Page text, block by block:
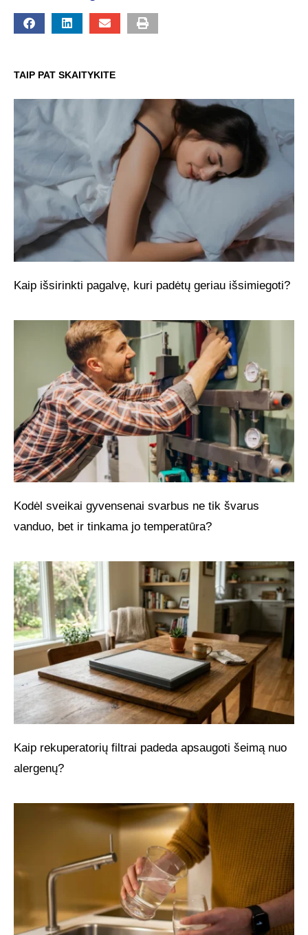
TAIP PAT SKAITYKITE
Kaip išsirinkti pagalvę, kuri padėtų geriau išsimiegoti?
Kodėl sveikai gyvensenai svarbus ne tik švarus
vanduo, bet ir tinkama jo temperatūra?
Kaip rekuperatorių filtrai padeda apsaugoti šeimą nuo
alergenų?